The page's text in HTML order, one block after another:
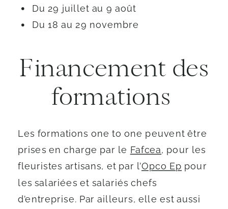
Du 29 juillet au 9 août
Du 18 au 29 novembre
Financement des
formations
Les formations one to one peuvent être
prises en charge par le Fafcea, pour les
fleuristes artisans, et par l’Opco Ep pour
les salariées et salariés chefs
d’entreprise. Par ailleurs, elle est aussi